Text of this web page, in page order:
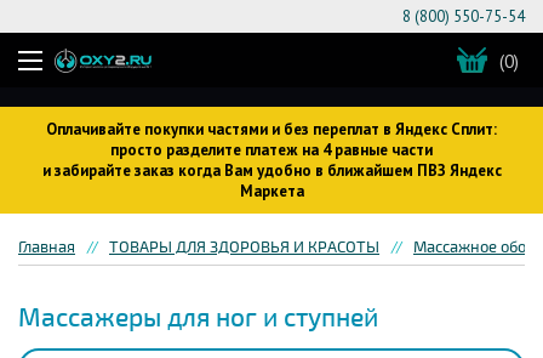
Оплачивайте покупки частями и без переплат в Яндекс Сплит:
просто разделите платеж на 4 равные части
и забирайте заказ когда Вам удобно в ближайшем ПВЗ Яндекс
Маркета
8 (800) 550-75-54
(0)
Главная ТОВАРЫ ДЛЯ ЗДОРОВЬЯ И КРАСОТЫ Массажное
Массажеры для ног и ступней